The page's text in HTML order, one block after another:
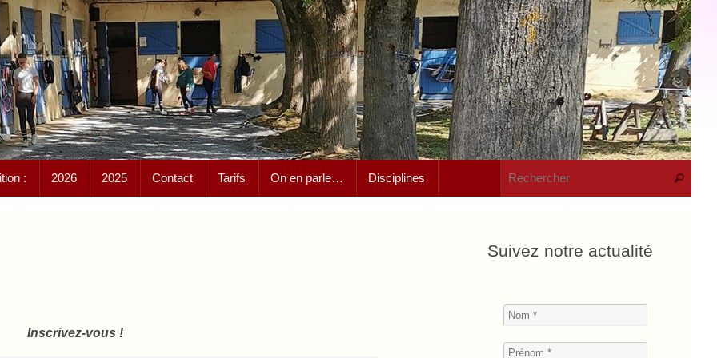
: 2026 2025 Contact Tarifs On en parle… Disciplines
Inscrivez-vous !
Suivez notre actualité